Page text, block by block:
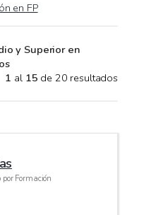
en FP
y Superior en
1 al 15 de 20 resultados
Formación